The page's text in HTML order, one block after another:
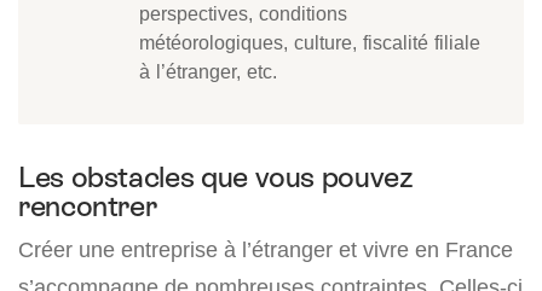
perspectives, conditions
météorologiques, culture, fiscalité filiale
à l’étranger, etc.
Les obstacles que vous pouvez
rencontrer
Créer une entreprise à l’étranger et vivre en France